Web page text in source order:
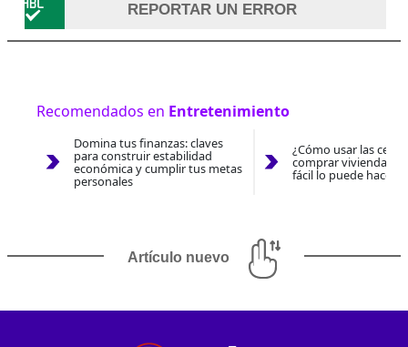
REPORTAR UN ERROR
Recomendados en Entretenimiento
Domina tus finanzas: claves
para construir estabilidad
económica y cumplir tus metas
personales
¿Cómo usar las
comprar vivienda
fácil lo puede hacer
Artículo nuevo